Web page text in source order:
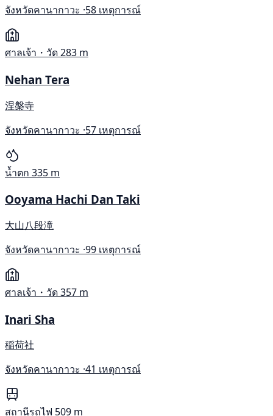
จังหวัดคานากาวะ ·58 เหตุการณ์
ศาลเจ้า・วัด283 m
Nehan Tera
涅槃寺
จังหวัดคานากาวะ ·57 เหตุการณ์
น้ำตก 335 m
Ooyama Hachi Dan Taki
大山八段滝
จังหวัดคานากาวะ ·99 เหตุการณ์
ศาลเจ้า・วัด357 m
Inari Sha
稲荷社
จังหวัดคานากาวะ ·41 เหตุการณ์
สถานีรถไฟ 509 m